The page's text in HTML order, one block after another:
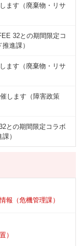
報（危機管理課）
）
ます（廃棄物・リサ
32との期間限定コ
進課）
ます（廃棄物・リサ
します（障害政策
との期間限定コラボ
）